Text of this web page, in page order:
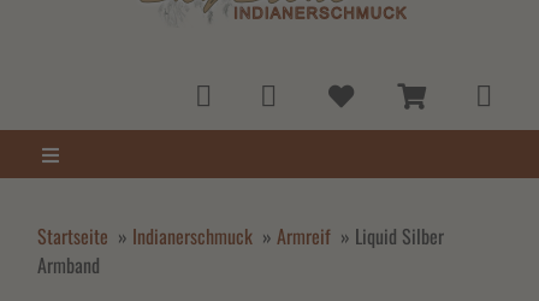
Startseite » Indianerschmuck » Armreif » Liquid Silber
Armband